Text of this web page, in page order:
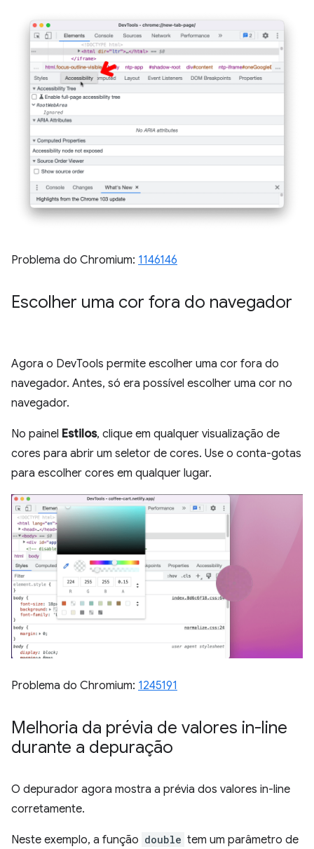
Problema do Chromium: 1146146
Escolher uma cor fora do navegador
Agora o DevTools permite escolher uma cor fora do
navegador. Antes, só era possível escolher uma cor no
navegador.
No painel Estilos, clique em qualquer visualização de
cores para abrir um seletor de cores. Use o conta-gotas
para escolher cores em qualquer lugar.
Problema do Chromium: 1245191
Melhoria da prévia de valores in-line
durante a depuração
O depurador agora mostra a prévia dos valores in-line
corretamente.
Neste exemplo, a função double tem um parâmetro de